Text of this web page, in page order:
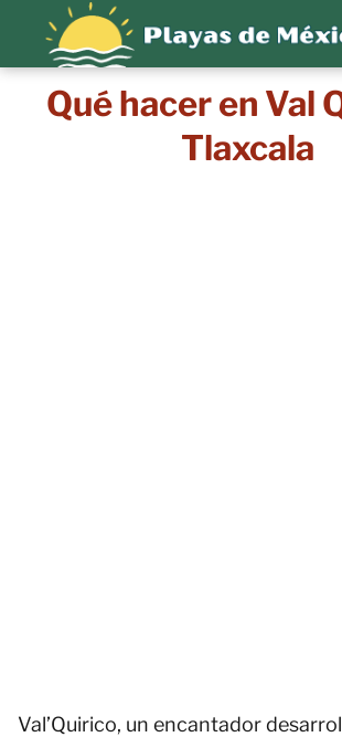
Qué hacer en Val
Tlaxcala
Val’Quirico, un encantador